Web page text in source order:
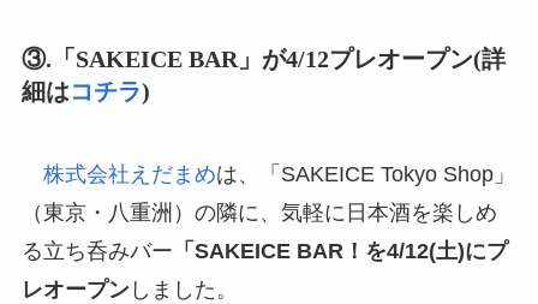
③.「SAKEICE BAR」が4/12プレオープン(詳
細はコチラ)
株式会社えだまめは、「SAKEICE Tokyo Shop」
（東京・八重洲）の隣に、気軽に日本酒を楽しめ
る立ち呑みバー 「SAKEICE BAR！を4/12(土)にプ
レオープンしました。